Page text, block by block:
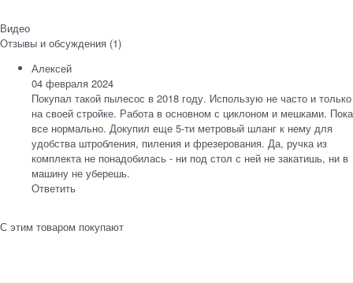
Видео
Отзывы и обсуждения (1)
Алексей
04 февраля 2024
Покупал такой пылесос в 2018 году. Использую не часто и только
на своей стройке. Работа в основном с циклоном и мешками. Пока
все нормально. Докупил еще 5-ти метровый шланг к нему для
удобства штробления, пиления и фрезерования. Да, ручка из
комплекта не понадобилась - ни под стол с ней не закатишь, ни в
машину не уберешь.
Ответить
С этим товаром покупают